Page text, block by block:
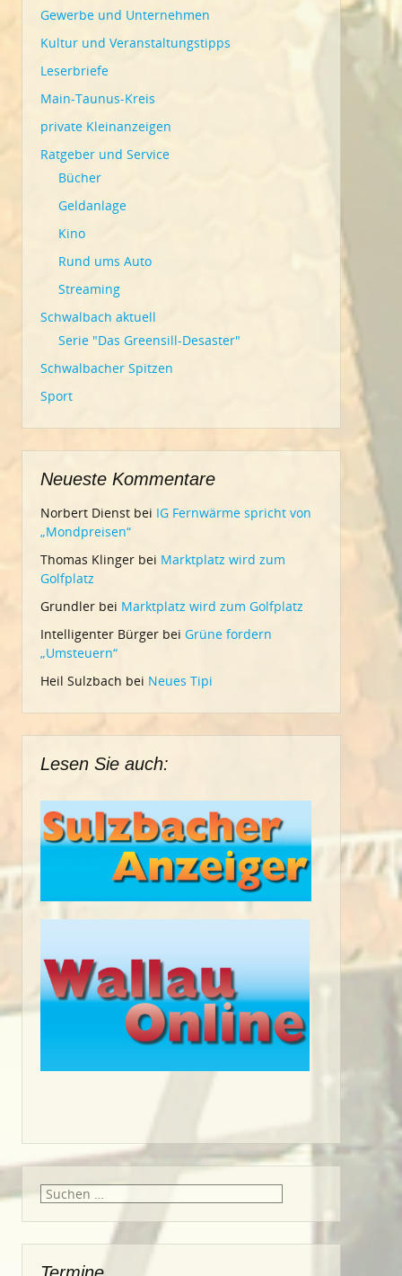
Gewerbe und Unternehmen
Kultur und Veranstaltungstipps
Leserbriefe
Main-Taunus-Kreis
private Kleinanzeigen
Ratgeber und Service
Bücher
Geldanlage
Kino
Rund ums Auto
Streaming
Schwalbach aktuell
Serie "Das Greensill-Desaster"
Schwalbacher Spitzen
Sport
Neueste Kommentare
Norbert Dienst bei IG Fernwärme spricht von
„Mondpreisen“
Thomas Klinger bei Marktplatz wird zum
Golfplatz
Grundler bei Marktplatz wird zum Golfplatz
Intelligenter Bürger bei Grüne fordern
„Umsteuern“
Heil Sulzbach bei Neues Tipi
Lesen Sie auch:
Suche